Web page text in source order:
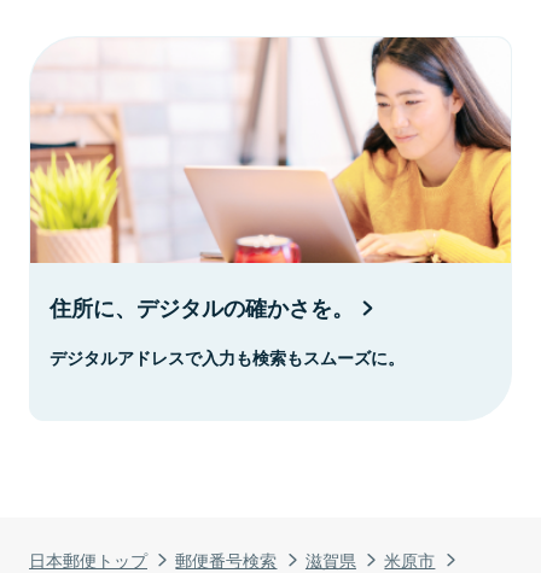
日本郵便トップ 郵便番号検索 滋賀県
米原市
住所に、デジタルの確かさを。
デジタルアドレスで入力も検索もスムーズに。